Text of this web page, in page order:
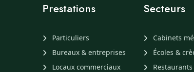
Prestations
Particuliers
Bureaux & entreprises
Locaux commerciaux
Secteurs
Cabinets
Écoles &
Restaurants